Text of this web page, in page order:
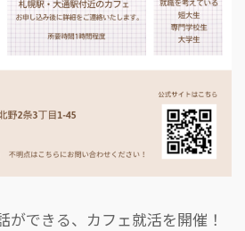
ができる、カフェ就活を開催！